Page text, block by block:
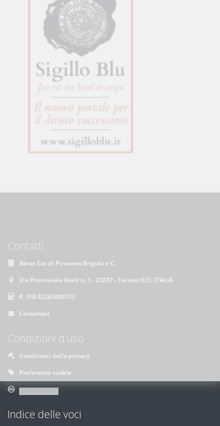
Contatti
Akros Sas di Pirovano Brigida e C.
Via Provinciale Nord n. 1 - 23837 - Taceno (LC), ITALIA
P. IVA 02263080133
Contattaci
Condizioni d'uso
Condizioni della privacy
Preferenze cookie
Indice delle voci